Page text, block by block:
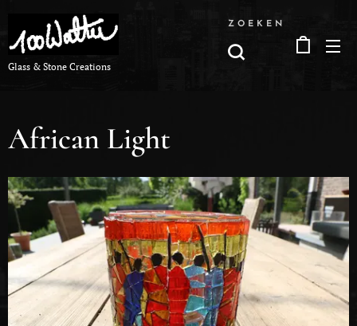
Glass & Stone Creations
ZOEKEN
African Light